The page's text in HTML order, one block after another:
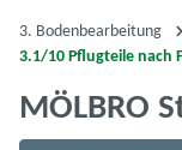
3. Bodenbearbeitung
3.1/10 Pflugteile nach
MÖLBRO